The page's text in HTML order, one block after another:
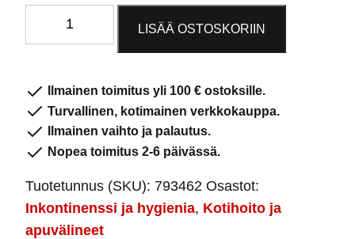
määrä
LISÄÄ OSTOSKORIIN
Ilmainen toimitus yli 100 € ostoksille.
Turvallinen, kotimainen verkkokauppa.
Ilmainen vaihto ja palautus.
Nopea toimitus 2-6 päivässä.
Tuotetunnus (SKU): 793462 Osastot:
Inkontinenssi ja hygienia, Kotihoito ja
apuvälineet